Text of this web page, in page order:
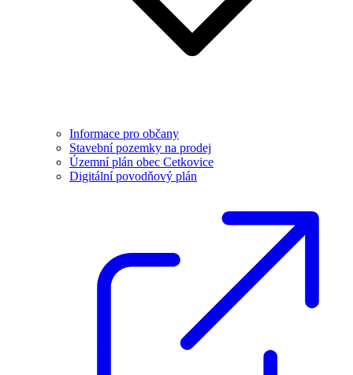
Informace pro občany
Stavební pozemky na prodej
Územní plán obec Cetkovice
Digitální povodňový plán